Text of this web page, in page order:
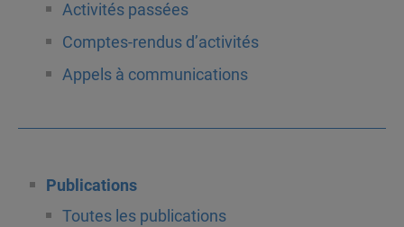
Activités passées
Comptes-rendus d’activités
Appels à communications
Publications
Toutes les publications